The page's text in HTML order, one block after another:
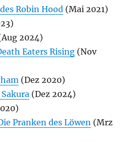
Robin Hood (Mai 2021)
2024)
Eaters Rising (Nov
(Dez 2020)
(Dez 2024)
Pranken des Löwen (Mrz